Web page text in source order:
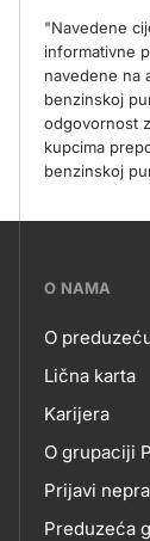
"Navedene
informativne
navedene na
benzinskoj
odgovornost
kupcima
benzinskoj
???
title???
O NAMA
O
O
Lična karta
Karijera
O grupaciji
Prijavi
Preduzeća